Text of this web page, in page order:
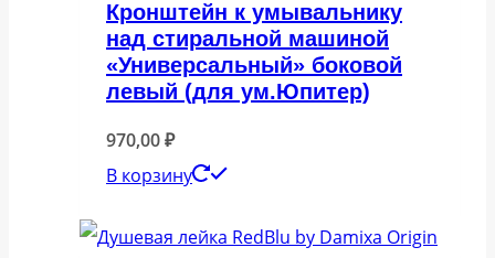
Кронштейн к умывальнику
над стиральной машиной
«Универсальный» боковой
левый (для ум.Юпитер)
970,00₽
В корзину